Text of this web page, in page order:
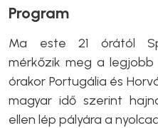
Program
Ma este 21 órától
mérkőzik meg a legjobb
órakor Portugália és
magyar idő szerint
ellen lép pályára a